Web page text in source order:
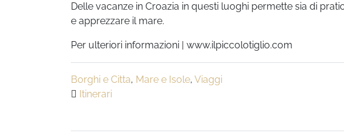
Delle vacanze in Croazia in questi luoghi permette sia di
e apprezzare il mare.
Per ulteriori informazioni | www.ilpiccolotiglio.com
Borghi e Citta, Mare e Isole, Viaggi
Itinerari